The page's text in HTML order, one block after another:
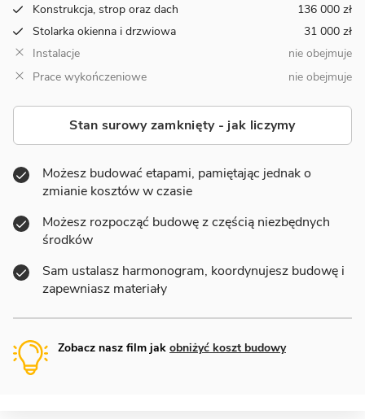
Konstrukcja, strop oraz dach
136 000 zł
Stolarka okienna i drzwiowa
31 000 zł
Instalacje
nie obejmuje
Prace wykończeniowe
nie obejmuje
Stan surowy zamknięty - jak liczymy
Możesz budować etapami, pamiętając jednak o
zmianie kosztów w czasie
Możesz rozpocząć budowę z częścią niezbędnych
środków
Sam ustalasz harmonogram, koordynujesz budowę i
zapewniasz materiały
Zobacz nasz film jak obniżyć koszt budowy